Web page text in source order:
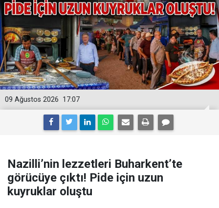
17:07
09 Ağustos 2026
Nazilli’nin lezzetleri Buharkent’te
görücüye çıktı! Pide için uzun
kuyruklar oluştu